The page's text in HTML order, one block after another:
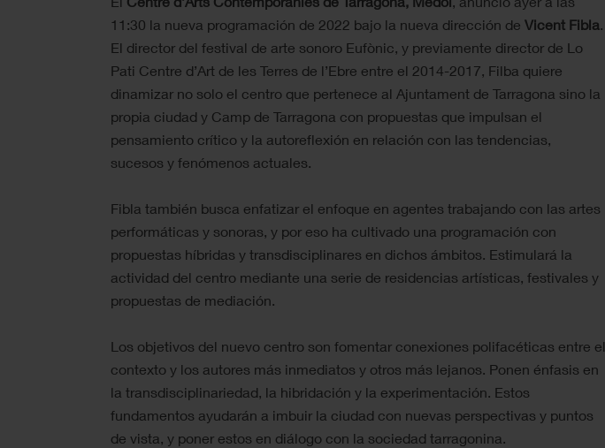
11:30 la nueva programación de 2022 bajo la nueva dirección de Vicent Fibla.
El director del festival de arte sonoro Eufònic, y previamente director de Lo
Pati Centre d’Art de les Terres de l’Ebre entre el 2014-2017, Filba quiere
dinamizar no solo el centro que pertenece al Ajuntament de Tarragona sino la
propia ciudad y Camp de Tarragona con propuestas que impulsan el
pensamiento crítico y la autoreflexión en relación con las tendencias,
sucesos y fenómenos actuales.
Fibla también busca enfatizar el enfoque en agentes trabajando con las artes
performáticas y sonoras, y por eso ha cultivado una programación con
propuestas híbridas y transdisciplinares en dichos ámbitos. Estimulará la
actividad del centro mediante una serie de residencias artísticas, festivales y
propuestas de mediación.
Los objetivos del nuevo centro son fomentar conexiones polifacéticas entre el
contexto y los autores más inmediatos y otros más lejanos. Ponen énfasis en
la transdisciplinariedad, la hibridación y la experimentación. Estos
fundamentos ayudarán a imbuir la ciudad con nuevas perspectivas y puntos
de vista, y poner estos en diálogo con la sociedad tarragonina.